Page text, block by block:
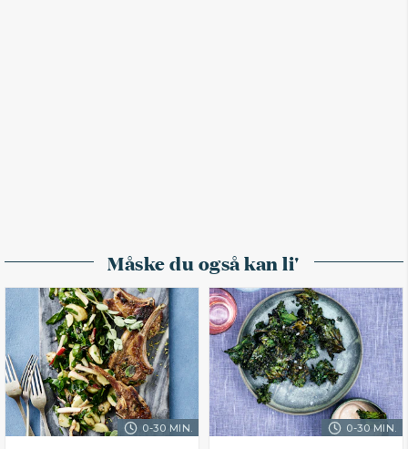
Måske du også kan li'
0-30 MIN. 0-30 MIN.